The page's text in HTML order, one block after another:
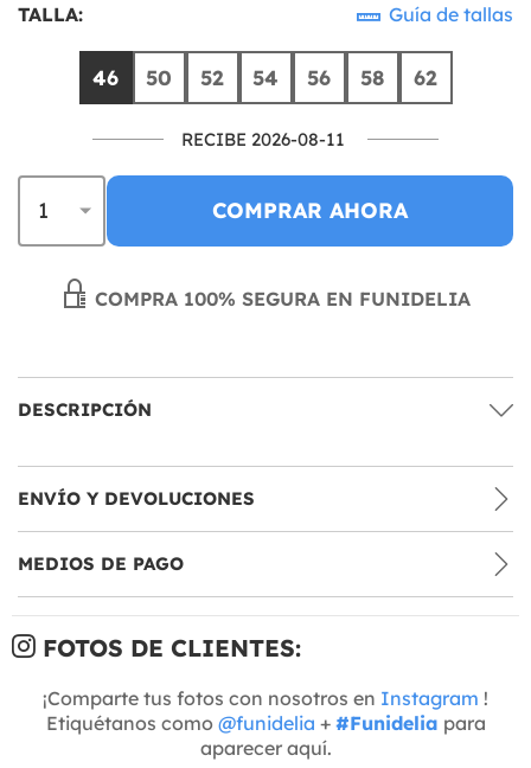
TALLA: Guía de tallas
46 50 52 54 56 58 62
RECIBE 2026-08-11
COMPRAR AHORA
COMPRA 100% SEGURA EN FUNIDELIA
DESCRIPCIÓN
ENVÍO Y DEVOLUCIONES
MEDIOS DE PAGO
FOTOS DE CLIENTES:
¡Comparte tus fotos con nosotros en Instagram !
Etiquétanos como @funidelia + #Funidelia para
aparecer aquí.